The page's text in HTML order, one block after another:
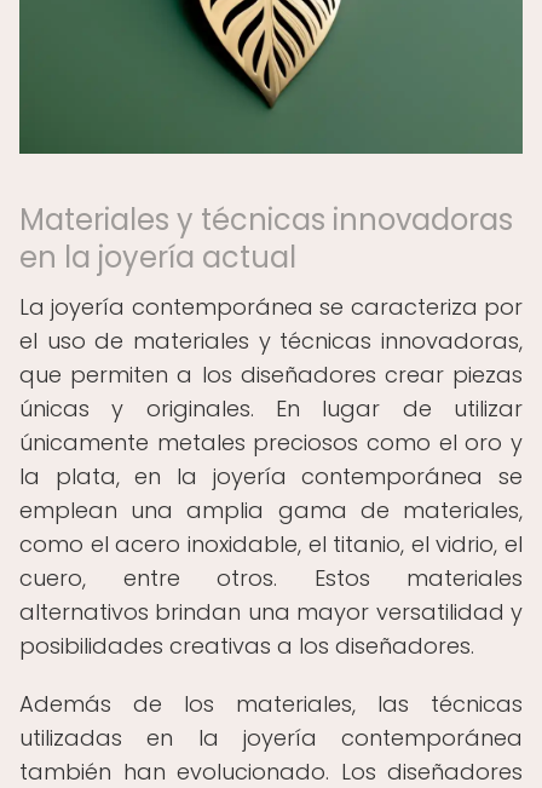
Materiales y técnicas innovadoras
en la joyería actual
La joyería contemporánea se caracteriza por
el uso de materiales y técnicas innovadoras,
que permiten a los diseñadores crear piezas
únicas y originales. En lugar de utilizar
únicamente metales preciosos como el oro y
la plata, en la joyería contemporánea se
emplean una amplia gama de materiales,
como el acero inoxidable, el titanio, el vidrio, el
cuero, entre otros. Estos materiales
alternativos brindan una mayor versatilidad y
posibilidades creativas a los diseñadores.
Además de los materiales, las técnicas
utilizadas en la joyería contemporánea
también han evolucionado. Los diseñadores